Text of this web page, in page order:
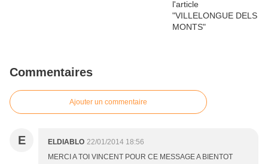
Commentaires
Ajouter un commentaire
E ELDIABLO 22/01/2014 18:56
MERCI A TOI VINCENT POUR CE MESSAGE A BIENTOT